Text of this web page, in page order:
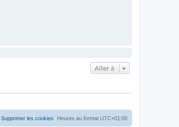
Aller à
Heures au format UTC+01:00
Supprimer les cookies